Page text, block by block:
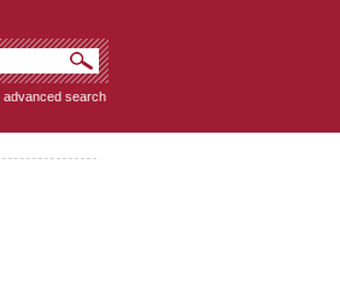
advanced search